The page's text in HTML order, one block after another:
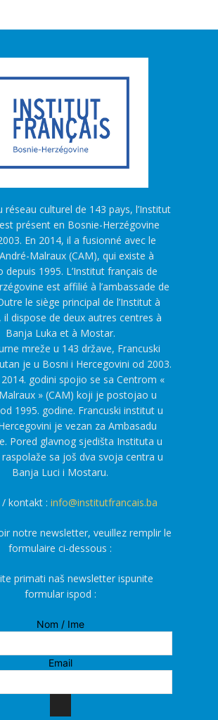
réseau culturel de 143 pays, l’Institut
présent en Bosnie-Herzégovine
En 2014, il a fusionné avec le
Malraux (CAM), qui existe à
depuis 1995. L’Institut français de
est affilié à l’ambassade de
le siège principal de l’Institut à
il dispose de deux autres centres à
Banja Luka et à Mostar.
mreže u 143 države, Francuski
je u Bosni i Hercegovini od 2003.
godini spojio se sa Centrom «
» (CAM) koji je postojao u
1995. godine. Francuski institut u
je vezan za Ambasadu
Pored glavnog sjedišta Instituta u
raspolaže sa još dva svoja centra u
Banja Luci i Mostaru.
kontakt : info@institutfrancais.ba
notre newsletter, veuillez remplir le
formulaire ci-dessous :
primati naš newsletter ispunite
formular ispod :
Nom / Ime
Email